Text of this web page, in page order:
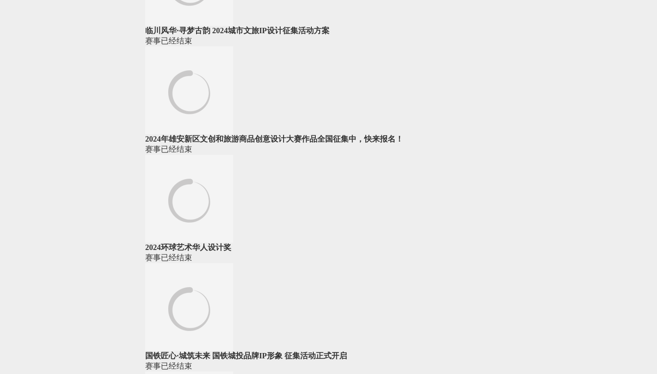
临川风华·寻梦古韵 2024城市文旅IP设计征集活动方案
赛事已经结束
2024年雄安新区文创和旅游商品创意设计大赛作品全国征集中，快来报名！
赛事已经结束
2024环球艺术华人设计奖
赛事已经结束
国铁匠心·城筑未来 国铁城投品牌IP形象 征集活动正式开启
赛事已经结束